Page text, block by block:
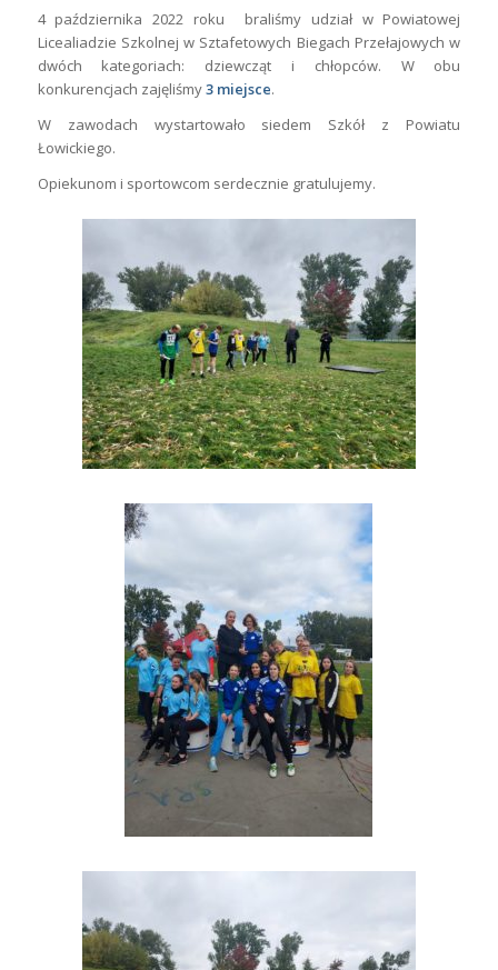
4 października 2022 roku braliśmy udział w Powiatowej
Licealiadzie Szkolnej w Sztafetowych Biegach Przełajowych w
dwóch kategoriach: dziewcząt i chłopców. W obu
konkurencjach zajęliśmy3 miejsce.
W zawodach wystartowało siedem Szkół z Powiatu
Łowickiego.
Opiekunom i sportowcom serdecznie gratulujemy.